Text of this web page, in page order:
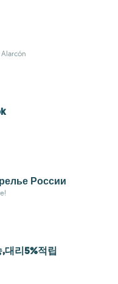
России
대리5%적립